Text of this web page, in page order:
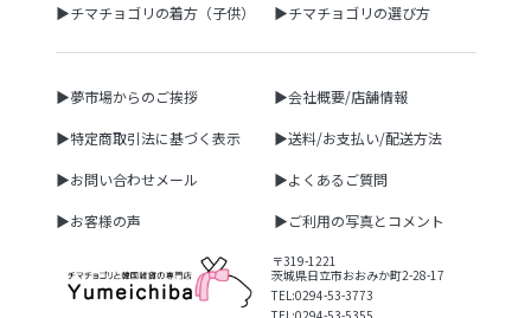
▶チマチョゴリの着方（子供） ▶チマチョゴリの選び方
▶夢市場からのご挨拶 ▶会社概要/店舗情報
▶特定商取引法に基づく表示 ▶送料/お支払い/配送方法
▶お問い合わせメール ▶よくあるご質問
▶お客様の声 ▶ご利用の写真とコメント
〒319-1221
茨城県日立市おおみか町2-28-17
TEL:0294-53-3773